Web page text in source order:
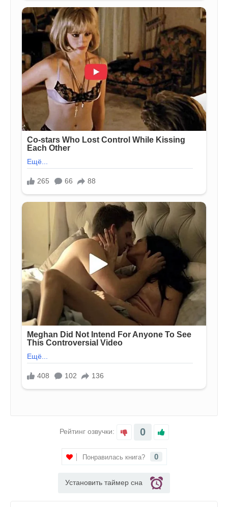
Рейтинг озвучки: 0
Понравилась книга? 0
Установить таймер сна